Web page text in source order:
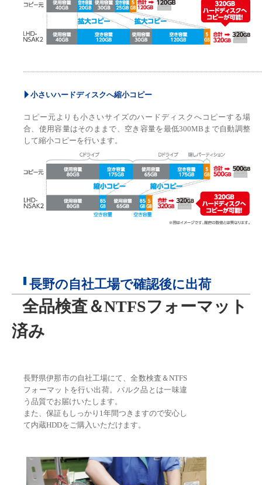
小さいハードディスクへ縮小コピー
コピー元よりも小さいサイズのハードディスクへコピーする場
合、使用容量はそのままで、空き容量を最低300MBまで自動調整
して縮小コピーを行います。
長野の自社工場で確認後に出荷
全品検査＆NTFSフォーマット
済み
長野県伊那市の自社工場にて、全数検査＆NTFS
フォーマットを行い出荷。バルク品とは一味違
う品質でお届けいたします。
また、保証もしっかり1年間つきますので安心し
て内蔵HDDをご購入いただけます。